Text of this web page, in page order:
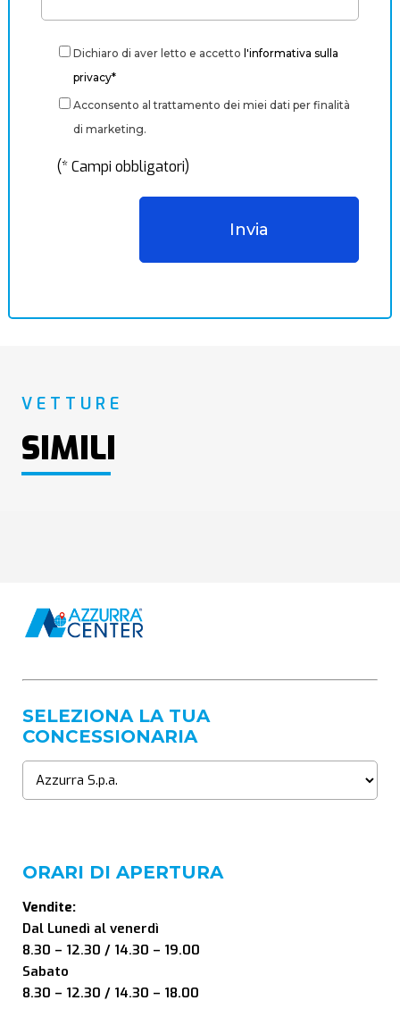
Dichiaro di aver letto e accetto l'informativa sulla
privacy*
Acconsento al trattamento dei miei dati per finalità
di marketing.
(* Campi obbligatori)
VETTURE
SIMILI
SELEZIONA LA TUA
CONCESSIONARIA
ORARI DI APERTURA
Vendite:
Dal Lunedì al venerdì
8.30 – 12.30 / 14.30 – 19.00
Sabato
8.30 – 12.30 / 14.30 – 18.00